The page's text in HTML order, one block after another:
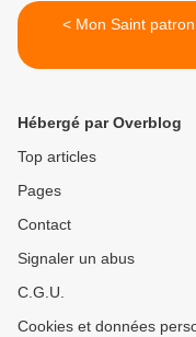
< Mon Saint patron
Hébergé par Overblog
Top articles
Pages
Contact
Signaler un abus
C.G.U.
Cookies et données